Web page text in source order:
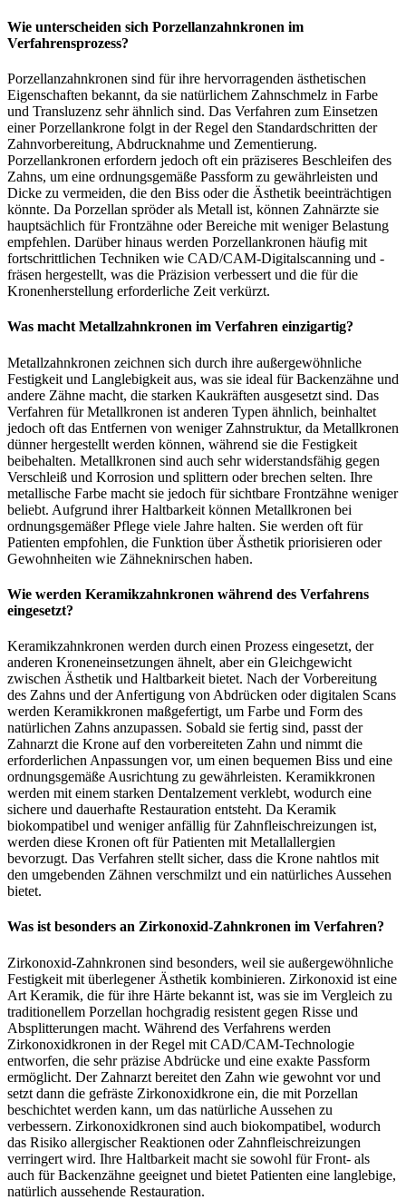
Wie unterscheiden sich Porzellanzahnkronen im
Verfahrensprozess?
Porzellanzahnkronen sind für ihre hervorragenden ästhetischen
Eigenschaften bekannt, da sie natürlichem Zahnschmelz in Farbe
und Transluzenz sehr ähnlich sind. Das Verfahren zum Einsetzen
einer Porzellankrone folgt in der Regel den Standardschritten der
Zahnvorbereitung, Abdrucknahme und Zementierung.
Porzellankronen erfordern jedoch oft ein präziseres Beschleifen des
Zahns, um eine ordnungsgemäße Passform zu gewährleisten und
Dicke zu vermeiden, die den Biss oder die Ästhetik beeinträchtigen
könnte. Da Porzellan spröder als Metall ist, können Zahnärzte sie
hauptsächlich für Frontzähne oder Bereiche mit weniger Belastung
empfehlen. Darüber hinaus werden Porzellankronen häufig mit
fortschrittlichen Techniken wie CAD/CAM-Digitalscanning und -
fräsen hergestellt, was die Präzision verbessert und die für die
Kronenherstellung erforderliche Zeit verkürzt.
Was macht Metallzahnkronen im Verfahren einzigartig?
Metallzahnkronen zeichnen sich durch ihre außergewöhnliche
Festigkeit und Langlebigkeit aus, was sie ideal für Backenzähne und
andere Zähne macht, die starken Kaukräften ausgesetzt sind. Das
Verfahren für Metallkronen ist anderen Typen ähnlich, beinhaltet
jedoch oft das Entfernen von weniger Zahnstruktur, da Metallkronen
dünner hergestellt werden können, während sie die Festigkeit
beibehalten. Metallkronen sind auch sehr widerstandsfähig gegen
Verschleiß und Korrosion und splittern oder brechen selten. Ihre
metallische Farbe macht sie jedoch für sichtbare Frontzähne weniger
beliebt. Aufgrund ihrer Haltbarkeit können Metallkronen bei
ordnungsgemäßer Pflege viele Jahre halten. Sie werden oft für
Patienten empfohlen, die Funktion über Ästhetik priorisieren oder
Gewohnheiten wie Zähneknirschen haben.
Wie werden Keramikzahnkronen während des Verfahrens
eingesetzt?
Keramikzahnkronen werden durch einen Prozess eingesetzt, der
anderen Kroneneinsetzungen ähnelt, aber ein Gleichgewicht
zwischen Ästhetik und Haltbarkeit bietet. Nach der Vorbereitung
des Zahns und der Anfertigung von Abdrücken oder digitalen Scans
werden Keramikkronen maßgefertigt, um Farbe und Form des
natürlichen Zahns anzupassen. Sobald sie fertig sind, passt der
Zahnarzt die Krone auf den vorbereiteten Zahn und nimmt die
erforderlichen Anpassungen vor, um einen bequemen Biss und eine
ordnungsgemäße Ausrichtung zu gewährleisten. Keramikkronen
werden mit einem starken Dentalzement verklebt, wodurch eine
sichere und dauerhafte Restauration entsteht. Da Keramik
biokompatibel und weniger anfällig für Zahnfleischreizungen ist,
werden diese Kronen oft für Patienten mit Metallallergien
bevorzugt. Das Verfahren stellt sicher, dass die Krone nahtlos mit
den umgebenden Zähnen verschmilzt und ein natürliches Aussehen
bietet.
Was ist besonders an Zirkonoxid-Zahnkronen im Verfahren?
Zirkonoxid-Zahnkronen sind besonders, weil sie außergewöhnliche
Festigkeit mit überlegener Ästhetik kombinieren. Zirkonoxid ist eine
Art Keramik, die für ihre Härte bekannt ist, was sie im Vergleich zu
traditionellem Porzellan hochgradig resistent gegen Risse und
Absplitterungen macht. Während des Verfahrens werden
Zirkonoxidkronen in der Regel mit CAD/CAM-Technologie
entworfen, die sehr präzise Abdrücke und eine exakte Passform
ermöglicht. Der Zahnarzt bereitet den Zahn wie gewohnt vor und
setzt dann die gefräste Zirkonoxidkrone ein, die mit Porzellan
beschichtet werden kann, um das natürliche Aussehen zu
verbessern. Zirkonoxidkronen sind auch biokompatibel, wodurch
das Risiko allergischer Reaktionen oder Zahnfleischreizungen
verringert wird. Ihre Haltbarkeit macht sie sowohl für Front- als
auch für Backenzähne geeignet und bietet Patienten eine langlebige,
natürlich aussehende Restauration.